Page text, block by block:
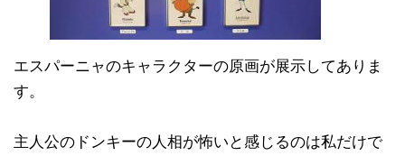
エスパーニャのキャラクターの原画が展示してありま
す。
主人公のドンキーの人相が怖いと感じるのは私だけで